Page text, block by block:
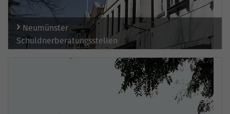
Neumünster
Schuldnerberatungsstellen